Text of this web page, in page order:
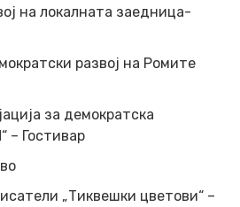
на локалната заедница-
развој на Ромите
за демократска
– Гостивар
„Тиквешки цветови“ –